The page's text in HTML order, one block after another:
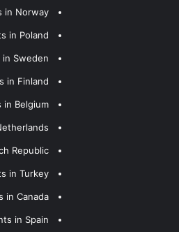
in Norway
in Poland
Sweden
in Finland
in Belgium
Republic
in Turkey
in Canada
in Spain